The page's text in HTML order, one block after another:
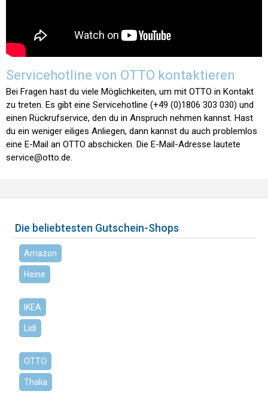
Servicehotline von OTTO kontaktieren
Bei Fragen hast du viele Möglichkeiten, um mit OTTO in Kontakt
zu treten. Es gibt eine Servicehotline (+49 (0)1806 303 030) und
einen Rückrufservice, den du in Anspruch nehmen kannst. Hast
du ein weniger eiliges Anliegen, dann kannst du auch problemlos
eine E-Mail an OTTO abschicken. Die E-Mail-Adresse lautete
service@otto.de.
Die beliebtesten Gutschein-Shops
Amazon
Heine
IKEA
Lidl
OTTO
Thalia